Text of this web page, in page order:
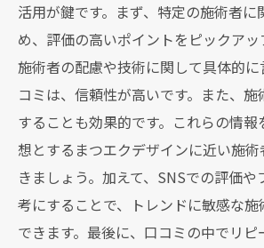
活用が鍵です。まず、特定の施術者に
め、評価の高いポイントをピックアッ
施術者の配慮や技術に関して具体的
コミは、信頼性が高いです。また、
することも効果的です。これらの情
想とするまつエクデザインに近い施
きましょう。加えて、SNSでの評価
考にすることで、トレンドに敏感な
できます。最後に、口コミの中でリ